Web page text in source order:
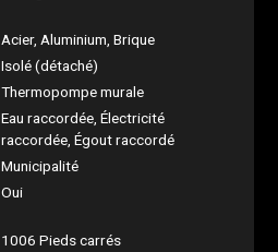
Acier, Aluminium, Brique
Isolé (détaché)
Thermopompe murale
Eau raccordée, Électricité
raccordée, Égout raccordé
Municipalité
Oui
1006 Pieds carrés